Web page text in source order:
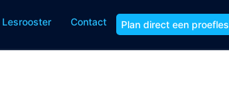
Lesrooster Contact Plan direct een proefles